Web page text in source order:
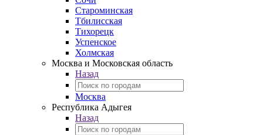
Староминская
Тбилисская
Тихорецк
Успенское
Холмская
Москва и Московская область
Назад
Москва
Республика Адыгея
Назад